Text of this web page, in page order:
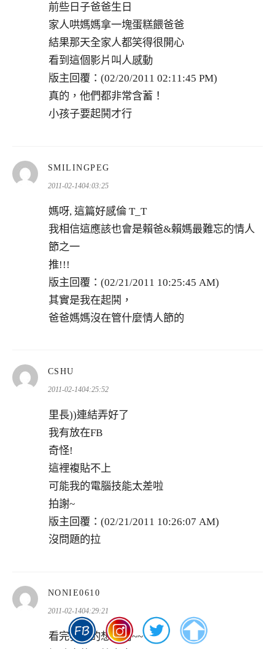
前些日子爸爸生日
家人哄媽媽拿一塊蛋糕餵爸爸
結果那天全家人都笑得很開心
看到這個影片叫人感動
版主回覆：(02/20/2011 02:11:45 PM)
真的，他們都非常含蓄！
小孩子要起鬨才行
SMILINGPEG
2011-02-1404:03:25
媽呀, 這篇好感倫 T_T
我相信這應該也會是賴爸&賴媽最難忘的情人
節之一
推!!!
版主回覆：(02/21/2011 10:25:45 AM)
其實是我在起鬨，
爸爸媽媽沒在管什麼情人節的
CSHU
示:
2011-02-1404:25:52
里長))連結弄好了
我有放在FB
奇怪!
這裡複貼不上
可能我的電腦技能太差啦
拍謝~
版主回覆：(02/21/2011 10:26:07 AM)
沒問題的拉
NONIE0610
示:
2011-02-1404:29:21
看完我真的想哭阿~~